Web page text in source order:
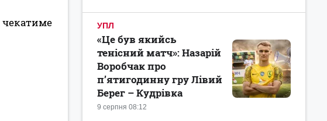
чекатиме
УПЛ
9 серпня 08:12
«Це був якийсь
тенісний матч»: Назарій
Воробчак про
п’ятигодинну гру Лівий
Берег – Кудрівка